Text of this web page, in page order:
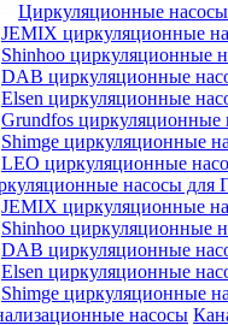
Циркуляционные насосы
JEMIX циркуляционные
Shinhoo циркуляционные
DAB циркуляционные
Elsen циркуляционные
Grundfos циркуляционные
Shimge циркуляционные
LEO циркуляционные
JEMIX циркуляционные
Shinhoo циркуляционные
DAB циркуляционные
Elsen циркуляционные
Shimge циркуляционные